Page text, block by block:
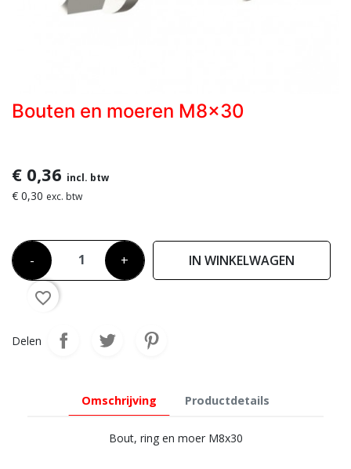
Bouten en moeren M8x30
€ 0,36 incl. btw
€ 0,30 exc. btw
- + IN WINKELWAGEN
favorite_border
Delen
Omschrijving Productdetails
Bout, ring en moer M8x30